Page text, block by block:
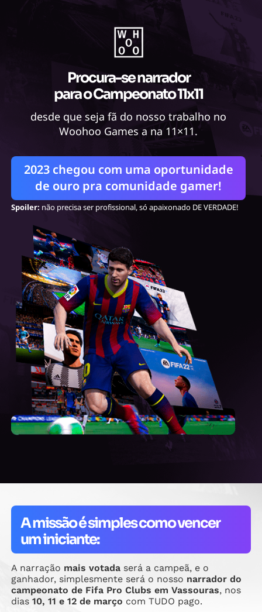
Procura-se narrador
para o Campeonato 11x11
desde que seja fã do nosso trabalho no
Woohoo Games a na 11×11.
2023 chegou com uma oportunidade
de ouro pra comunidade gamer!
Spoiler: não precisa ser profissional, só apaixonado DE VERDADE!
A missão é simples como vencer
um iniciante:
A narração mais votadaserá a campeã, e o
ganhador, simplesmente será o nosso narrador do
campeonato de Fifa Pro Clubs em Vassouras, nos
dias 10, 11 e 12 de março com TUDO pago.